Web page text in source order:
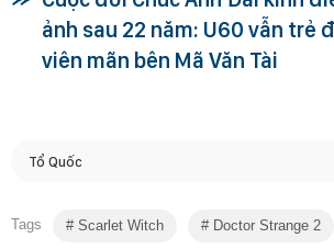
ảnh sau 22 năm: U60 vẫn trẻ
viên mãn bên Mã Văn Tài
Tổ Quốc
Tags Scarlet Witch Doctor Strange 2